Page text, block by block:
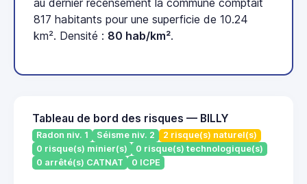
817 habitants pour une superficie de 10.24
km². Densité : 80 hab/km².
Tableau de bord des risques — BILLY
Radon niv. 1 Séisme niv. 2
2 risque(s) naturel(s)
0 risque(s) minier(s)
0 risque(s) technologique(s)
0 arrêté(s) CATNAT
0 ICPE